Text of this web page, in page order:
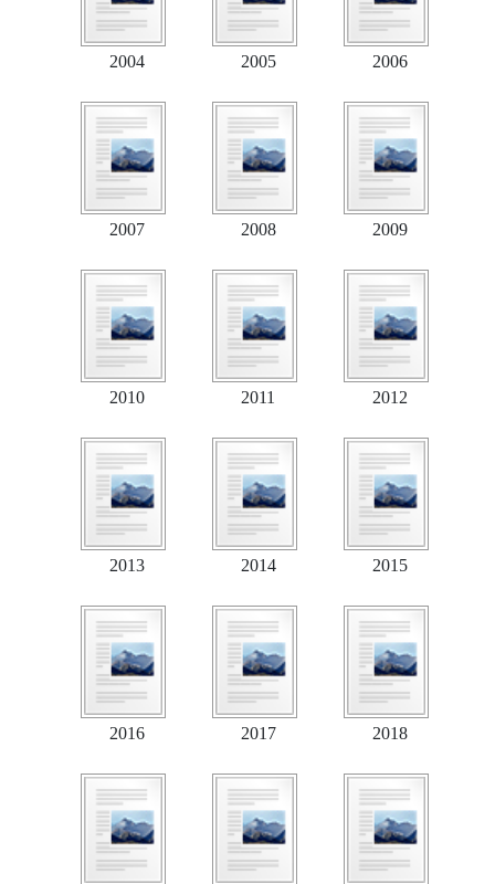
2004 2005 2006
2007 2008 2009
2010 2011 2012
2013 2014 2015
2016 2017 2018